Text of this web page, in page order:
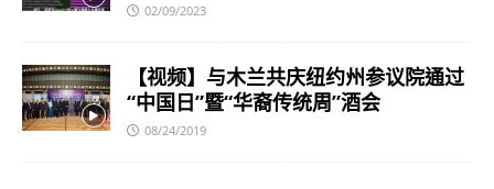
02/09/2023
【视频】与木兰共庆纽约州参议院通过
“中国日”暨“华裔传统周”酒会
08/24/2019